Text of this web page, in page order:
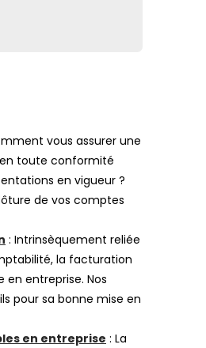
vous assurer une
toute conformité
en vigueur ?
de vos comptes
: Intrinsèquement reliée
la facturation
en entreprise. Nos
pour sa bonne mise en
en entreprise : La